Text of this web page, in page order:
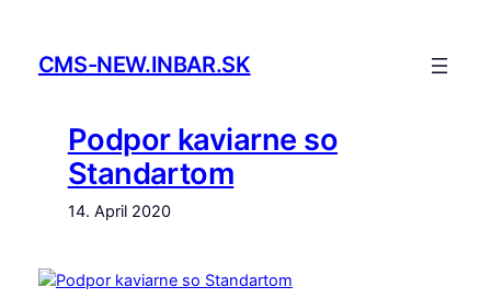
contentCMS-NEW.INBAR.SK
Podpor kaviarne so
Standartom
14. April 2020